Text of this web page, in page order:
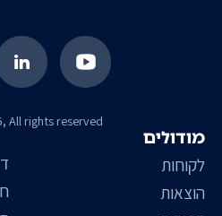
All rights reserved
מודולים
לקוחות
הוצאות